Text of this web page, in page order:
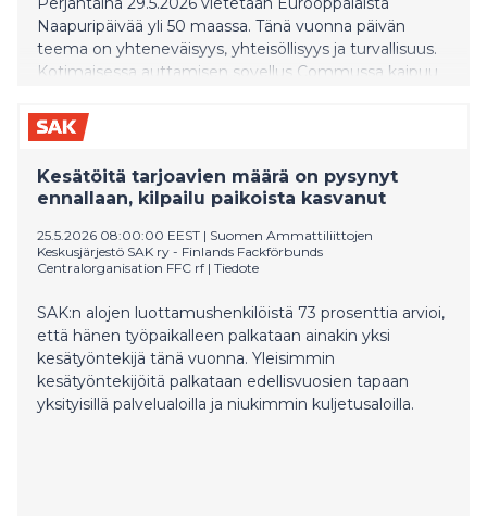
Naapuripäivää yli 50 maassa. Tänä vuonna päivän
teema on yhteneväisyys, yhteisöllisyys ja turvallisuus.
Kotimaisessa auttamisen sovellus Commussa kaipuu
suomalaista on rekisteröitynyt sovellukseen, jossa voi
pyytää ja antaa apua lähialueellaan. Alla neljä heistä
ovat muuttaneet heidän elämäänsä.
Kesätöitä tarjoavien määrä on pysynyt
ennallaan, kilpailu paikoista kasvanut
25.5.2026 08:00:00 EEST | Suomen Ammattiliittojen
Keskusjärjestö SAK ry - Finlands Fackförbunds
Centralorganisation FFC rf | Tiedote
SAK:n alojen luottamushenkilöistä 73 prosenttia arvioi,
että hänen työpaikalleen palkataan ainakin yksi
kesätyöntekijä tänä vuonna. Yleisimmin
kesätyöntekijöitä palkataan edellisvuosien tapaan
yksityisillä palvelualoilla ja niukimmin kuljetusaloilla.